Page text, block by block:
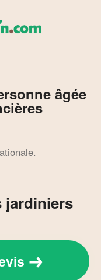
âgée
jardiniers